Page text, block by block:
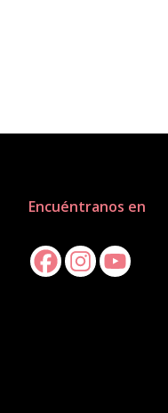
Encuéntranos en